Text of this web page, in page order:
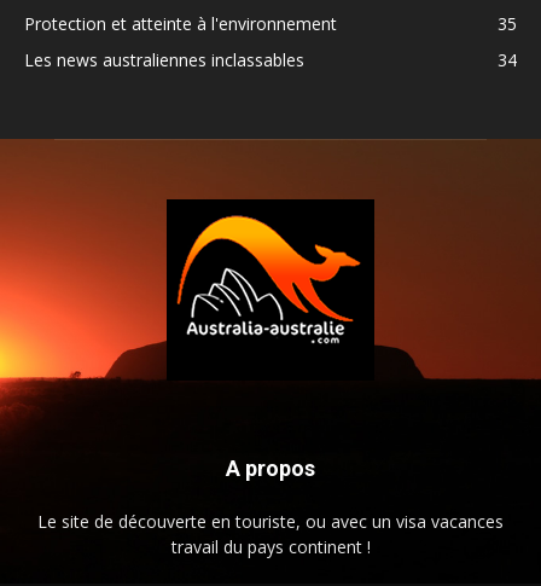
Protection et atteinte à l'environnement
35
Les news australiennes inclassables
34
A propos
Le site de découverte en touriste, ou avec un visa vacances
travail du pays continent !